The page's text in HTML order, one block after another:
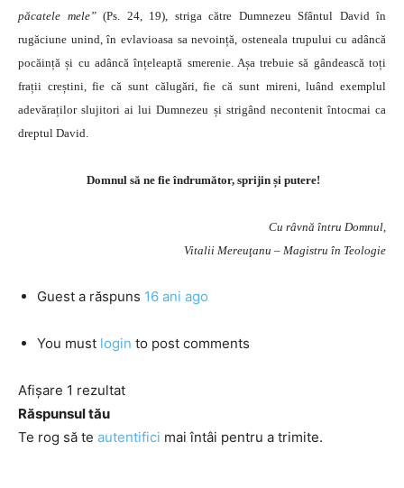
păcatele mele”(Ps. 24, 19), striga către Dumnezeu Sfântul David în
rugăciune unind, în evlavioasa sa nevoință, osteneala trupului cu adâncă
pocăință și cu adâncă înțeleaptă smerenie. Așa trebuie să gândească toți
frații creștini, fie că sunt călugări, fie că sunt mireni, luând exemplul
adevăraților slujitori ai lui Dumnezeu și strigând necontenit întocmai ca
dreptul David.
Domnul să ne fie îndrumător, sprijin și putere!
Cu râvnă întru Domnul,
Vitalii Mereuţanu – Magistru în Teologie
Guest a răspuns 16 ani ago
You must login to post comments
Afișare 1 rezultat
Răspunsul tău
Te rog să te autentifici mai întâi pentru a trimite.